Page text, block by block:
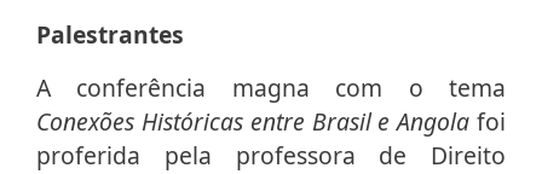
Palestrantes
A conferência magna com o tema
Conexões Históricas entre Brasil e Angola foi
proferida pela professora de Direito